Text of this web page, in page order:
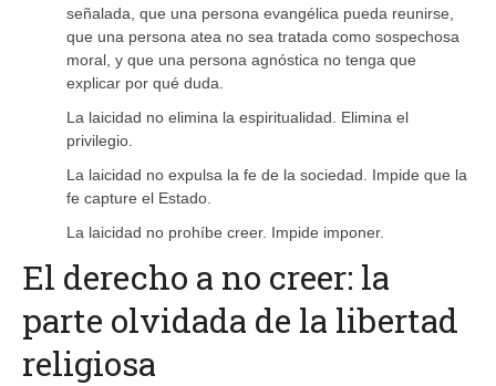
señalada, que una persona evangélica pueda reunirse,
que una persona atea no sea tratada como sospechosa
moral, y que una persona agnóstica no tenga que
explicar por qué duda.
La laicidad no elimina la espiritualidad. Elimina el
privilegio.
La laicidad no expulsa la fe de la sociedad. Impide que la
fe capture el Estado.
La laicidad no prohíbe creer. Impide imponer.
El derecho a no creer: la
parte olvidada de la libertad
religiosa